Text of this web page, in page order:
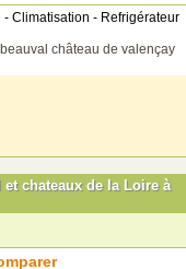
Climatisation - Refrigérateur
château de valençay
et chateaux de la Loire à